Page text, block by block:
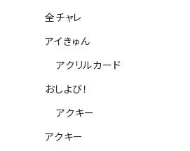
全チャレ
アイきゅん
アクリルカード
おしよび！
アクキー
アクキー